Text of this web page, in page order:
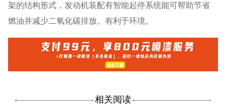
架的结构形式，发动机装配有智能起停系统能可帮助节省
燃油并减少二氧化碳排放。有利于环境。
相关阅读